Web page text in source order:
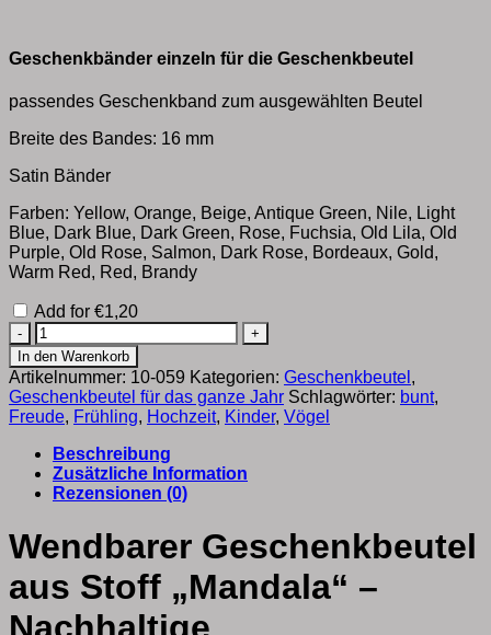
Geschenkbänder einzeln für die Geschenkbeutel
passendes Geschenkband zum ausgewählten Beutel
Breite des Bandes: 16 mm
Satin Bänder
Farben: Yellow, Orange, Beige, Antique Green, Nile, Light
Blue, Dark Blue, Dark Green, Rose, Fuchsia, Old Lila, Old
Purple, Old Rose, Salmon, Dark Rose, Bordeaux, Gold,
Warm Red, Red, Brandy
Add for €1,20
Beidseitig
nutzbare
Geschenkbeutel
für
kreative
Geschenkideen
Mandala
Menge
In den Warenkorb
Artikelnummer: 10-059 Kategorien: Geschenkbeutel ,
Geschenkbeutel für das ganze Jahr Schlagwörter: bunt,
Freude, Frühling, Hochzeit, Kinder, Vögel
Beschreibung
Zusätzliche Information
Rezensionen (0)
Wendbarer Geschenkbeutel
aus Stoff „Mandala“ –